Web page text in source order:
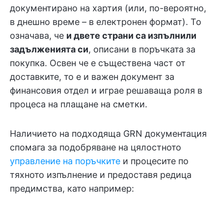
документирано на хартия (или, по-вероятно,
в днешно време – в електронен формат). То
означава, че и двете страни са изпълнили
задълженията си, описани в поръчката за
покупка. Освен че е съществена част от
доставките, то е и важен документ за
финансовия отдел и играе решаваща роля в
процеса на плащане на сметки.
Наличието на подходяща GRN документация
спомага за подобряване на цялостното
управление на поръчките и процесите по
тяхното изпълнение и предоставя редица
предимства, като например: